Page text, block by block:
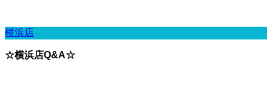
横浜店
☆横浜店Q&A☆